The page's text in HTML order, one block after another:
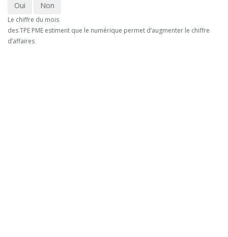
Oui Non
Le chiffre du mois
des TPE PME estiment que le numérique permet d’augmenter le chiffre
d’affaires